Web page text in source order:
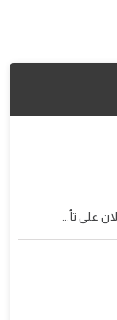
على تأ...